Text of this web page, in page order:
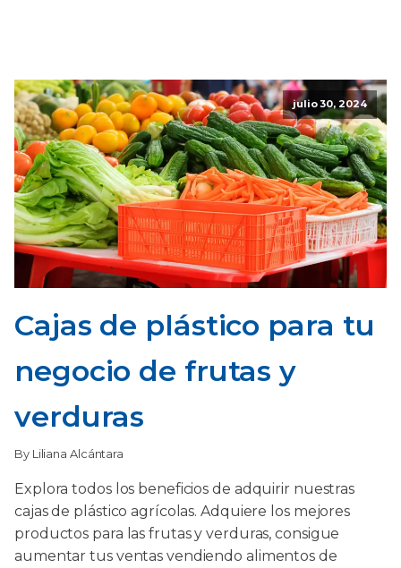
julio 30, 2024
Cajas de plástico para tu
negocio de frutas y
verduras
By Liliana Alcántara
Explora todos los beneficios de adquirir nuestras
cajas de plástico agrícolas. Adquiere los mejores
productos para las frutas y verduras, consigue
aumentar tus ventas vendiendo alimentos de